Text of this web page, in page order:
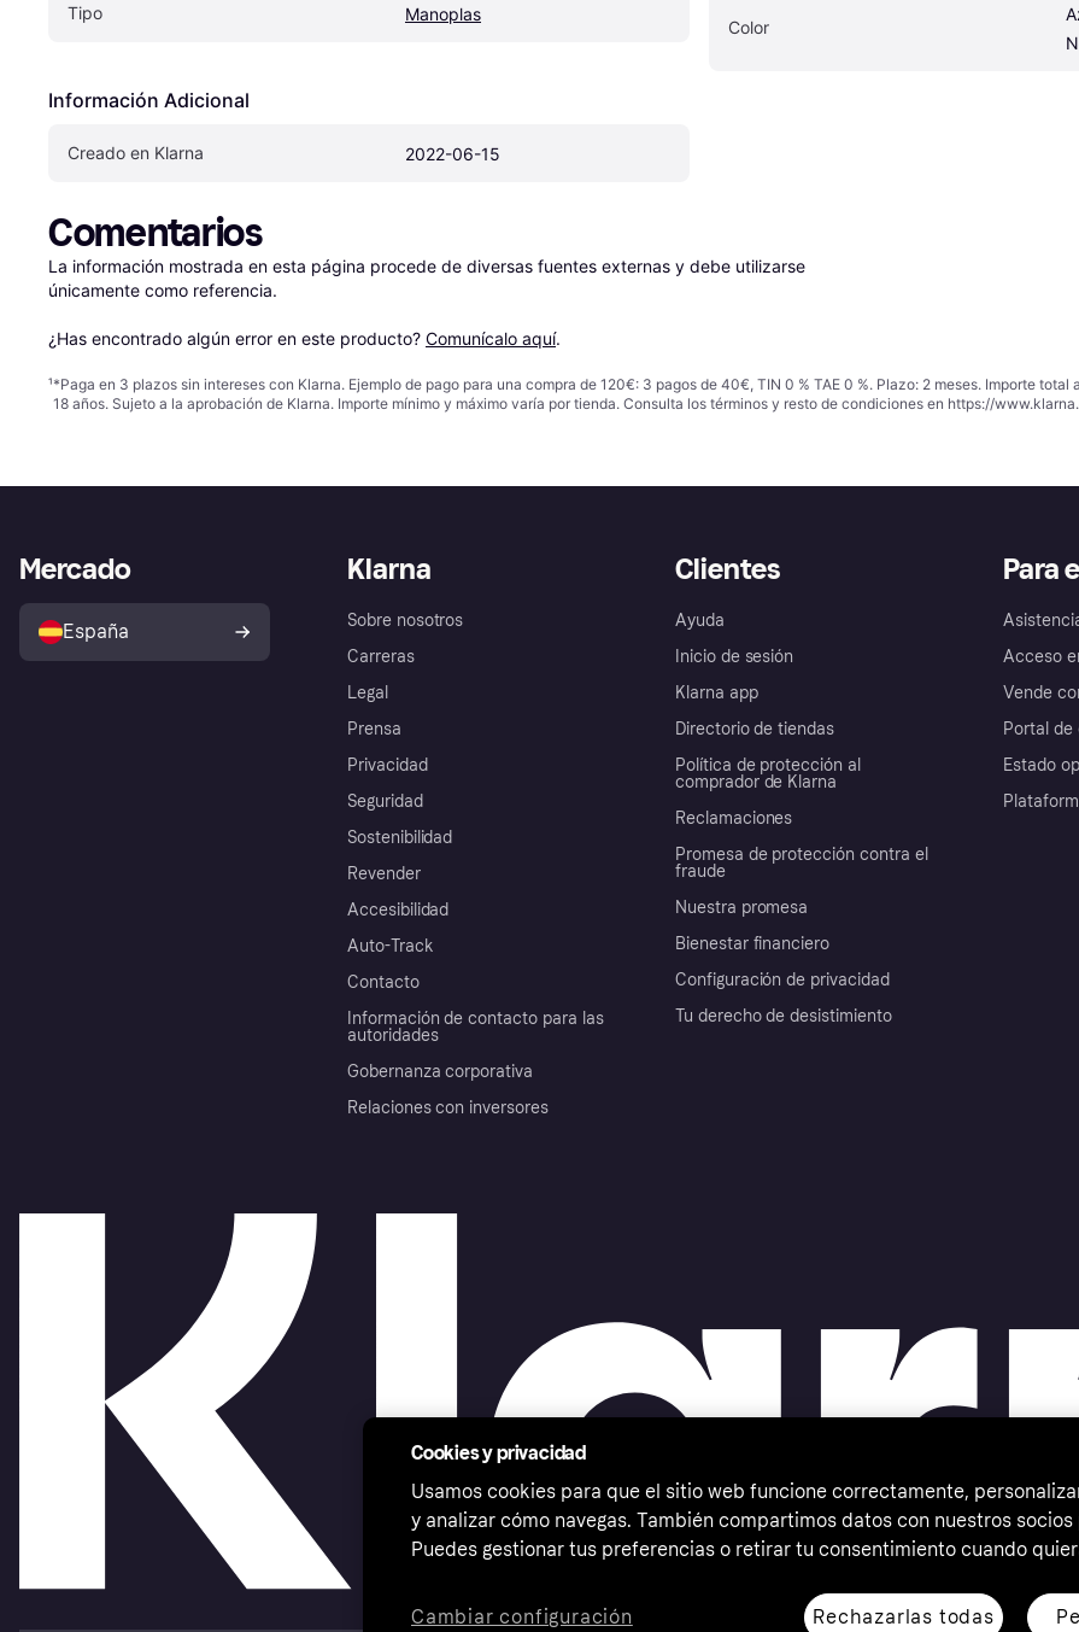
Tipo Manoplas
Información Adicional
Creado en Klarna 2022-06-15
Color
Comentarios
La información mostrada en esta página procede de diversas fuentes externas y debe utilizarse
únicamente como referencia.
¿Has encontrado algún error en este producto? Comunícalo aquí.
¹*Paga en 3 plazos sin intereses con Klarna. Ejemplo de pago para una compra de 120€: 3 pagos de 40€, TIN 0 % TAE 0 %. Plazo: 2 meses. Importe
18 años. Sujeto a la aprobación de Klarna. Importe mínimo y máximo varía por tienda. Consulta los términos y resto de condiciones en https://
Klarna
Sobre nosotros
Carreras
Legal
Prensa
Privacidad
Seguridad
Sostenibilidad
Revender
Accesibilidad
Auto-Track
Contacto
Información de contacto para las
autoridades
Gobernanza corporativa
Relaciones con inversores
Clientes
Ayuda
Inicio de sesión
Klarna app
Directorio de tiendas
Política de protección al
comprador de Klarna
Reclamaciones
Promesa de protección contra el
fraude
Nuestra promesa
Bienestar financiero
Configuración de privacidad
Tu derecho de desistimiento
Para
Acceso
Vende
Portal de
Estado
Mercado
España
Cookies y privacidad
Usamos cookies para que el sitio web funcione correctamente,
y analizar cómo navegas. También compartimos datos con nuestros
Puedes gestionar tus preferencias o retirar tu consentimiento cuando
Rechazarlas todas
Cambiar configuración